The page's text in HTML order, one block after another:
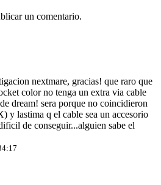
un comentario.
nextmare, gracias! que raro que
color no tenga un extra via cable
dream! sera porque no coincidieron
y lastima q el cable sea un accesorio
de conseguir...alguien sabe el